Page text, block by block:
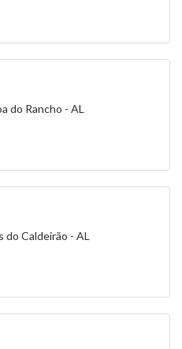
do Rancho - AL
do Caldeirão - AL